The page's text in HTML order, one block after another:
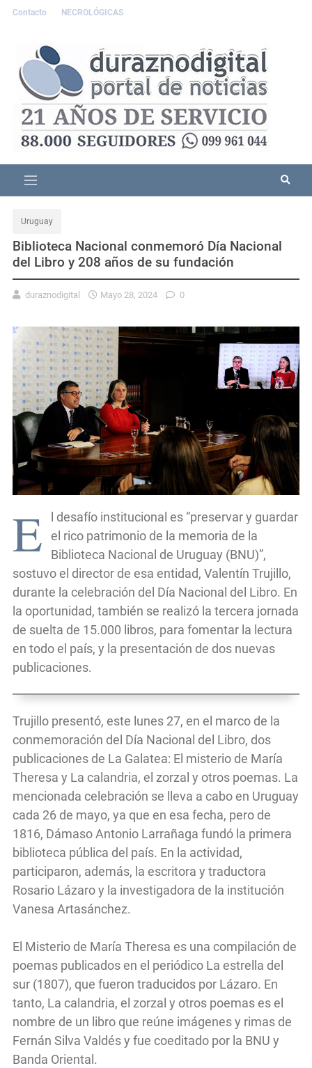
Contacto NECROLÓGICAS
Uruguay
Biblioteca Nacional conmemoró Día Nacional
del Libro y 208 años de su fundación
duraznodigital Mayo 28, 2024 0
E
l desafío institucional es “preservar y guardar
el rico patrimonio de la memoria de la
Biblioteca Nacional de Uruguay (BNU)”,
sostuvo el director de esa entidad, Valentín Trujillo,
durante la celebración del Día Nacional del Libro. En
la oportunidad, también se realizó la tercera jornada
de suelta de 15.000 libros, para fomentar la lectura
en todo el país, y la presentación de dos nuevas
publicaciones.
Trujillo presentó, este lunes 27, en el marco de la
conmemoración del Día Nacional del Libro, dos
publicaciones de La Galatea: El misterio de María
Theresa y La calandria, el zorzal y otros poemas. La
mencionada celebración se lleva a cabo en Uruguay
cada 26 de mayo, ya que en esa fecha, pero de
1816, Dámaso Antonio Larrañaga fundó la primera
biblioteca pública del país. En la actividad,
participaron, además, la escritora y traductora
Rosario Lázaro y la investigadora de la institución
Vanesa Artasánchez.
El Misterio de María Theresa es una compilación de
poemas publicados en el periódico La estrella del
sur (1807), que fueron traducidos por Lázaro. En
tanto, La calandria, el zorzal y otros poemas es el
nombre de un libro que reúne imágenes y rimas de
Fernán Silva Valdés y fue coeditado por la BNU y
Banda Oriental.